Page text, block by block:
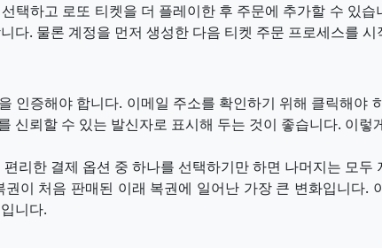
택하고 로또 티켓을 더 플레이한 후 주문에 추가할 수 있
다. 물론 계정을 먼저 생성한 다음 티켓 주문 프로세스를
인증해야 합니다. 이메일 주소를 확인하기 위해 클릭해야
신뢰할 수 있는 발신자로 표시해 두는 것이 좋습니다. 이
리한 결제 옵션 중 하나를 선택하기만 하면 나머지는 모두
이 처음 판매된 이래 복권에 일어난 가장 큰 변화입니다.
니다.